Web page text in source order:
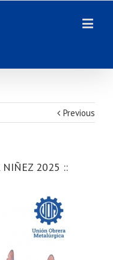
Previous
NIÑEZ 2025 ::